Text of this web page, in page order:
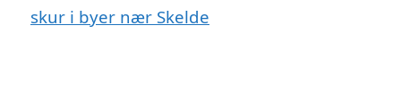
skur i byer nær Skelde